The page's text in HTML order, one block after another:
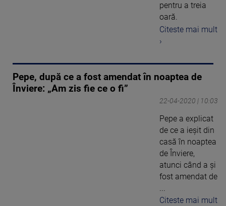
pentru a treia
oară.
Citeste mai mult
›
Pepe, după ce a fost amendat în noaptea de
Înviere: „Am zis fie ce o fi”
22-04-2020 | 10:03
Pepe a explicat
de ce a ieșit din
casă în noaptea
de Înviere,
atunci când a și
fost amendat de
Citeste mai mult